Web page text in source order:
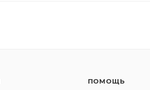
ПОМОЩЬ